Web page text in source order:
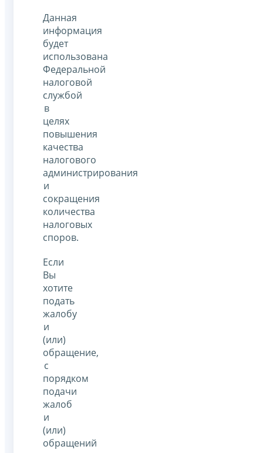
Данная
информация
будет
использована
Федеральной
налоговой
службой
в
целях
повышения
качества
налогового
администрирования
и
сокращения
количества
налоговых
споров.
Если
Вы
хотите
подать
жалобу
и
(или)
обращение,
с
порядком
подачи
жалоб
и
(или)
обращений